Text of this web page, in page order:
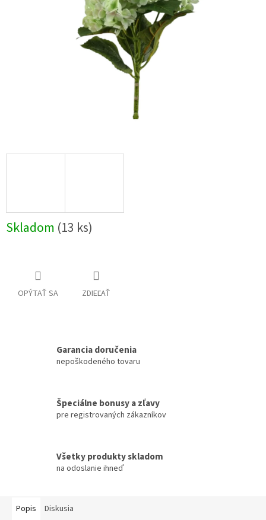
Skladom (13 ks)
OPÝTAŤ SA ZDIEĽAŤ
Garancia doručenia
nepoškodeného tovaru
Špeciálne bonusy a zľavy
pre registrovaných zákazníkov
Všetky produkty skladom
na odoslanie ihneď
Popis Diskusia